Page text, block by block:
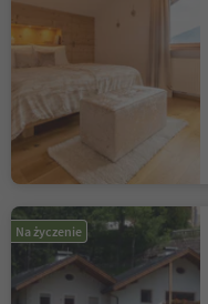
Na życzenie